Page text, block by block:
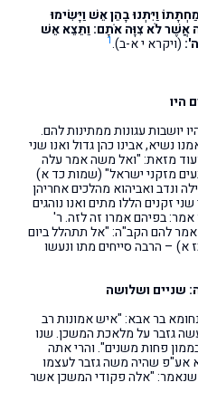
וַיִּתְּנוּ בָהֵן אֵשׁ וַיָּשִׂימוּ
אֲשֶׁר לֹא צִוָּה אֹתָם: וַתֵּצֵא אֵשׁ
(ויקרא י א-ב).1
היו
יושבות עגונות ממתינות להם.
נשיא, אבינו כהן גדול ואנו שני
ועוד מזאת: "ואל משה אמר עלה
מזקני ישראל" (שמות כד א)
ונדב ואביהוא מהלכים אחריהן
זקנים הללו מתים ואנו נוהגים
אמר: בפיהם אמרו זה לזה. ר'
להם הקב"ה: "אל תתהלל ביום
א) – הרבה סייחים מתו ונעשו
שניים ושלושה
בר אבא: "איש אמונות רב
גזבר על מלאכת המשכן. שנו
פחות משנים". והרי אתה
אע"פ שהיה משה גזבר לעצמו
שנאמר: "אלה פקודי המשכן אשר